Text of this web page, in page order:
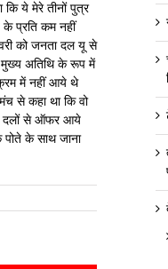
ये मेरे तीनों पुत्र
के प्रति कम नहीं
को जनता दल यू से
मुख्य अतिथि के रूप में
में नहीं आये थे
से कहा था कि वो
दलों से ऑफर आये
के साथ जाना